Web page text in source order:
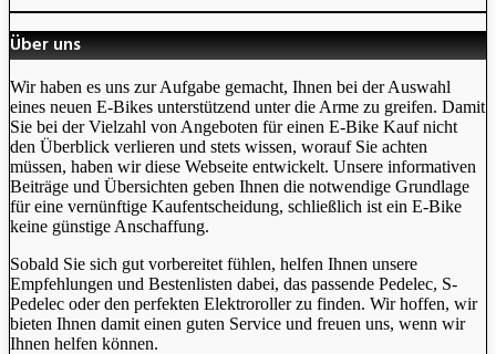
Über uns
Wir haben es uns zur Aufgabe gemacht, Ihnen bei der Auswahl
eines neuen E-Bikes unterstützend unter die Arme zu greifen. Damit
Sie bei der Vielzahl von Angeboten für einen E-Bike Kauf nicht
den Überblick verlieren und stets wissen, worauf Sie achten
müssen, haben wir diese Webseite entwickelt. Unsere informativen
Beiträge und Übersichten geben Ihnen die notwendige Grundlage
für eine vernünftige Kaufentscheidung, schließlich ist ein E-Bike
keine günstige Anschaffung.
Sobald Sie sich gut vorbereitet fühlen, helfen Ihnen unsere
Empfehlungen und Bestenlisten dabei, das passende Pedelec, S-
Pedelec oder den perfekten Elektroroller zu finden. Wir hoffen, wir
bieten Ihnen damit einen guten Service und freuen uns, wenn wir
Ihnen helfen können.